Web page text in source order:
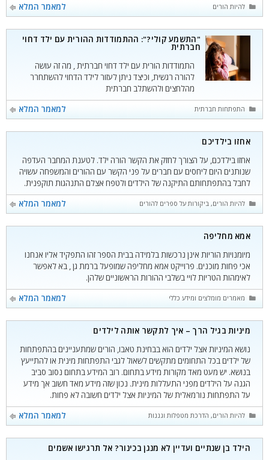
למאמר המלא
קטגוריות
להיות הורים
"התשמע קולי?": ההתמודדות ההורית עם ילד דחוי
חברתית
התמודדות הורית עם ילד דחוי חברתית , מה זה עושה
להורה רגשית, וכיצד ניתן לעזור לילד הדחוי להשתחרר
מהלחצים ולהשתלב חברתית
למאמר המלא
קטגוריות
התפתחות חברתית
אחזו בילדיכם
אחזו בילדכם, על הצורך לחזק את הקשר הורה ילד. לטענת המחבר העדפה
שנותנים היום ליחסים עם חברים על פני הקשר עם ההורים והמשפחה עשויה
לחבל בהתפתחותם התיקנה של הילדים ולטפח אצלם התנהגות תוקפנית.
למאמר המלא
קטגוריות
להיות הורים,ביקורות על ספרים להורים
אמא מחליפה
מיומנויות הוריות אינן נרכשות בלמידה בבית הספר זהו התפקיד אליו אנחנו
אכי פחות מוכנים. פרוייקט אמא מחליפה שמופעל ברמת גן , בא לאפשר
לאימהות הטריות לויי בשלבי ההורות הראשוניים שלהן.
למאמר המלא
קטגוריות
מאמרים מומלצים ומידע כללי
מיניות בגיל הרך – איך לתקשר אותה לילדים
נושא המיניות אצל ילדים הוא בבחינת טאבו, הורים שמתעניינים בהתפתחות
של ילדים בכל התחומים מתקשים לשאול לגבי התפתחות מינית או להתייעץ
בנושא. יש מעט מאד מקורות מידע בתחום. רוב המידע בתחום נסוב סביב
הגנה על הילדים מפני התעללות מינית. נכון שזה מידע מאד חשוב אך מידע
על התפתחות נורמאלית של המיניות אצל ילדים חשובה לא פחות.
למאמר המלא
קטגוריות
להיות הורים, הדרכת מטפלות וגננות
הילד בן שנתיים ועדיין לא מנגן בכינור? אל תרגישו אשמים